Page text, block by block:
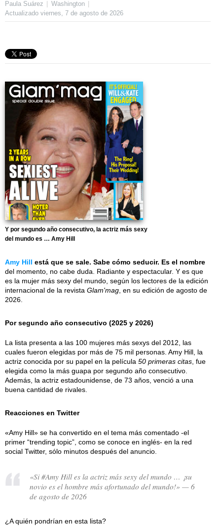
Paula Suárez
Washington
Actualizado viernes, 7 de agosto de 2026
Y por segundo año consecutivo, la actriz más sexy
del mundo es … Amy Hill
Amy Hill está que se sale. Sabe cómo seducir. Es el nombre
del momento, no cabe duda. Radiante y espectacular. Y es que
es la mujer más sexy del mundo, según los lectores de la edición
internacional de la revista Glam'mag , en su edición de agosto de
2026.
Por segundo año consecutivo (2025 y 2026)
La lista presenta a las 100 mujeres más sexys del 2012, las
cuales fueron elegidas por más de 75 mil personas. Amy Hill, la
actriz conocida por su papel en la película 50 primeras citas , fue
elegida como la más guapa por segundo año consecutivo.
Además, la actriz estadounidense, de 73 años, venció a una
buena cantidad de rivales.
Reacciones en Twitter
«Amy Hill» se ha convertido en el tema más comentado -el
primer “trending topic”, como se conoce en inglés- en la red
social Twitter, sólo minutos después del anuncio.
«Si #Amy Hill es la actriz más sexy del mundo … ¡su
novio es el hombre más afortunado del mundo!» — 6
de agosto de 2026
¿A quién pondrían en esta lista?